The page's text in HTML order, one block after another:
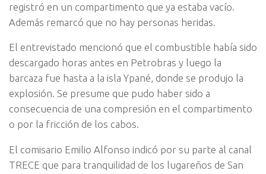
registró en un compartimento que ya estaba vacío.
Además remarcó que no hay personas heridas.
El entrevistado mencionó que el combustible había sido
descargado horas antes en Petrobras y luego la
barcaza fue hasta a la isla Ypané, donde se produjo la
explosión. Se presume que pudo haber sido a
consecuencia de una compresión en el compartimento
o por la fricción de los cabos.
El comisario Emilio Alfonso indicó por su parte al canal
TRECE que para tranquilidad de los lugareños de San